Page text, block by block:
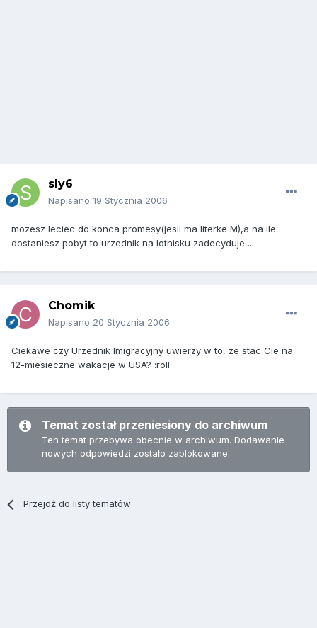
sly6
Napisano 19 Stycznia 2006
mozesz leciec do konca promesy(jesli ma literke M),a na ile
dostaniesz pobyt to urzednik na lotnisku zadecyduje ...
Chomik
Napisano 20 Stycznia 2006
Ciekawe czy Urzednik Imigracyjny uwierzy w to, ze stac Cie na
12-miesieczne wakacje w USA? :roll:
Temat został przeniesiony do archiwum
Ten temat przebywa obecnie w archiwum. Dodawanie
nowych odpowiedzi zostało zablokowane.
Przejdź do listy tematów